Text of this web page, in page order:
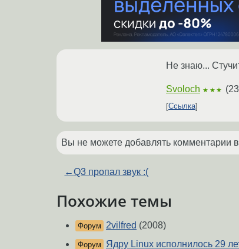
Не знаю...
Svoloch ★★★ (
Ссылка
Вы не можете добавлять комментарии
←Q3 пропал звук :(
Похожие темы
Форум 2vilfred (2008)
Форум Ядру Linux исполнилось 29